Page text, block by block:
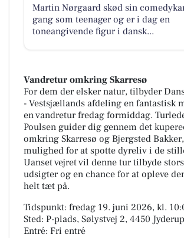
Martin Nørgaard skød sin
gang som teenager og er i dag en
toneangivende figur i dansk...
Vandretur omkring Skarresø
For dem der elsker natur, tilbyder
- Vestsjællands afdeling en fantastisk
en vandretur fredag formiddag.
Poulsen guider dig gennem det
omkring Skarresø og Bjergsted
mulighed for at spotte dyreliv i de
Uanset vejret vil denne tur tilbyde
udsigter og en chance for at opleve
helt tæt på.
Tidspunkt: fredag 19. juni 2026, kl.
Sted: P-plads, Sølystvej 2, 4450 Jyderup
Entré: Fri entré